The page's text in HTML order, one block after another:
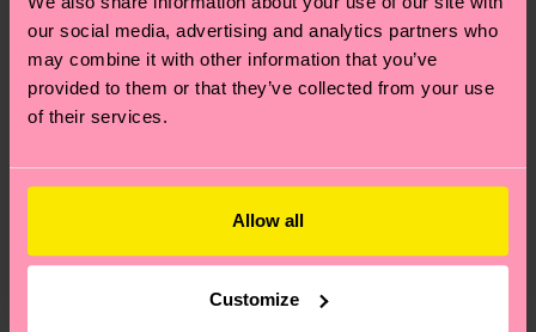
our social media, advertising and analytics partners who
may combine it with other information that you’ve
provided to them or that they’ve collected from your use
of their services.
Allow all
Customize
am häufigsten gestellten Fragen.